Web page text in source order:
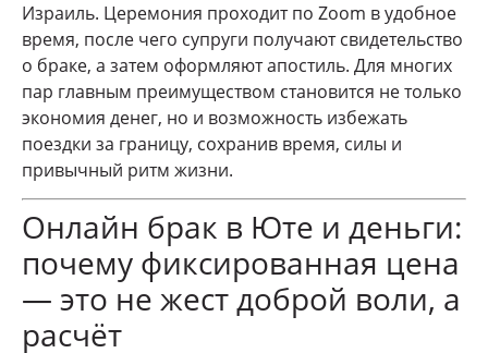
Израиль. Церемония проходит по Zoom в удобное
время, после чего супруги получают свидетельство
о браке, а затем оформляют апостиль. Для многих
пар главным преимуществом становится не только
экономия денег, но и возможность избежать
поездки за границу, сохранив время, силы и
привычный ритм жизни.
Онлайн брак в Юте и деньги:
почему фиксированная цена
— это не жест доброй воли, а
расчёт